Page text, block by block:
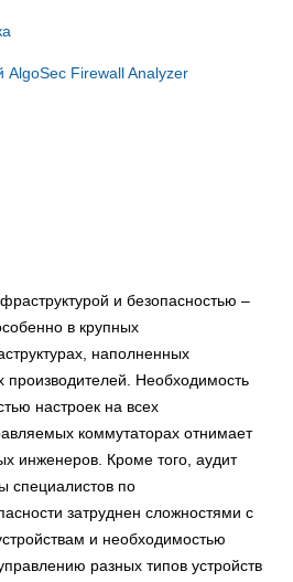
AlgoSec Firewall Analyzer
и безопасностью –
в крупных
наполненных
производителей. Необходимость
настроек на всех
коммутаторах отнимает
инженеров. Кроме того, аудит
специалистов по
затруднен сложностями с
и необходимостью
разных типов устройств